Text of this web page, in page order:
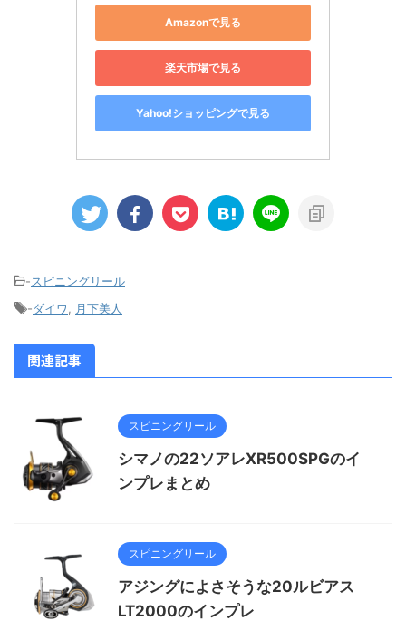
Amazonで見る
楽天市場で見る
Yahoo!ショッピングで見る
-スピニングリール
-ダイワ 月下美人
関連記事
スピニングリール
シマノの22ソアレXR500SPGのイ
ンプレまとめ
スピニングリール
アジングによさそうな20ルビアス
LT2000のインプレ